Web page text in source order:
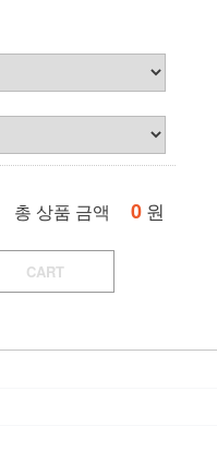
총 상품 금액 0 원
CART